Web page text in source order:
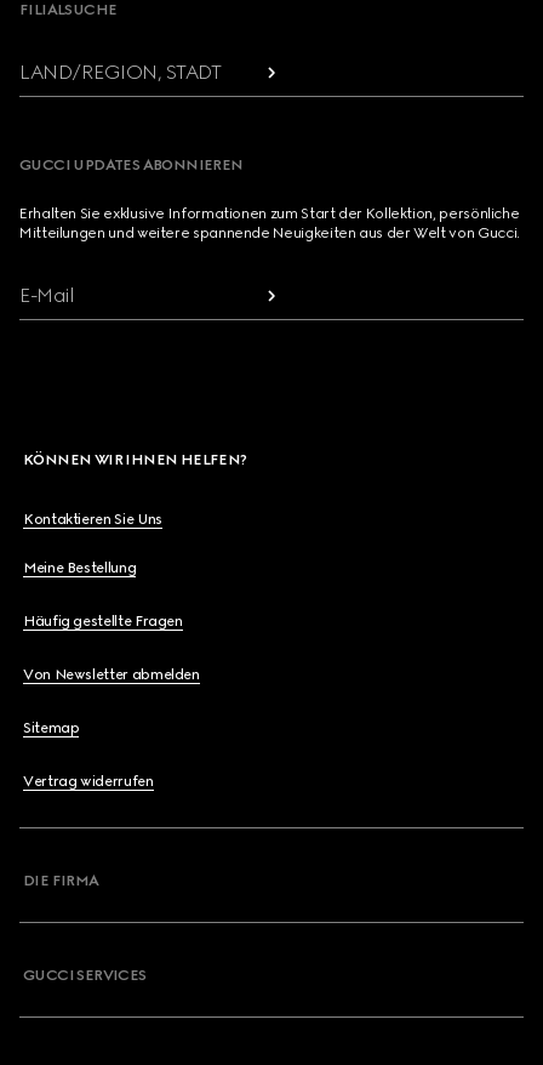
FILIALSUCHE
LAND/REGION, STADT
GUCCI UPDATES ABONNIEREN
Erhalten Sie exklusive Informationen zum Start der Kollektion, persönliche
Mitteilungen und weitere spannende Neuigkeiten aus der Welt von Gucci.
E-Mail
KÖNNEN WIR IHNEN HELFEN?
Kontaktieren Sie Uns
Meine Bestellung
Häufig gestellte Fragen
Von Newsletter abmelden
Sitemap
Vertrag widerrufen
DIE FIRMA
GUCCI SERVICES